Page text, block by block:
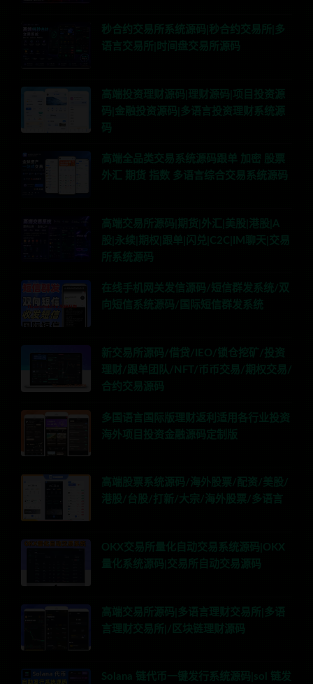
秒合约交易所系统源码|秒合约交易所|多
语言交易所|时间盘交易所源码
高端投资理财源码|理财源码|项目投资源
码|金融投资源码|多语言投资理财系统源
码
高端全品类交易系统源码跟单 加密 股票
外汇 期货 指数 多语言综合交易系统源码
高端交易所源码|期货|外汇|美股|港股|A
股|永续|期权|跟单|闪兑|C2C|IM聊天|交易
所系统源码
在线手机网关发信源码/短信群发系统/双
向短信系统源码/国际短信群发系统
新交易所源码/借贷/IEO/锁仓挖矿/投资
理财/跟单团队/NFT/币币交易/期权交易/
合约交易源码
多国语言国际版理财返利适用各行业投资
海外项目投资金融源码定制版
高端股票系统源码/海外股票/配资/美股/
港股/台股/打新/大宗/海外股票/多语言
OKX交易所量化自动交易系统源码|OKX
量化系统源码|交易所自动交易源码
高端交易所源码|多语言理财交易所|多语
言理财交易所|/区块链理财源码
Solana 链代币一键发行系统源码|sol 链发